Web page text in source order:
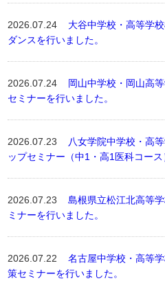
2026.07.24 大谷中学校・高等学
ダンスを行いました。
2026.07.24 岡山中学校・岡山高
セミナーを行いました。
2026.07.23
八女学院中学校・高
ップセミナー（中1・高1医科コース
2026.07.23島根県立松江北高等
ミナーを行いました。
2026.07.22名古屋中学校・高等
策セミナーを行いました。